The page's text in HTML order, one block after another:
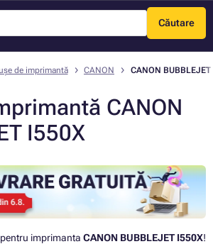
Căutare
Meniu
de imprimantă CANON CANON BUBBLEJET
CANON
I550X
imprimanta CANON BUBBLEJET I550X!